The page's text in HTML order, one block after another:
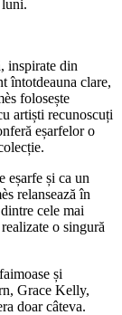
luni.
inspirate din
întotdeauna clare,
folosește
artiști recunoscuți
eșarfelor o
eșarfe și ca un
relansează în
cele mai
o singură
și
Grace Kelly,
doar câteva.